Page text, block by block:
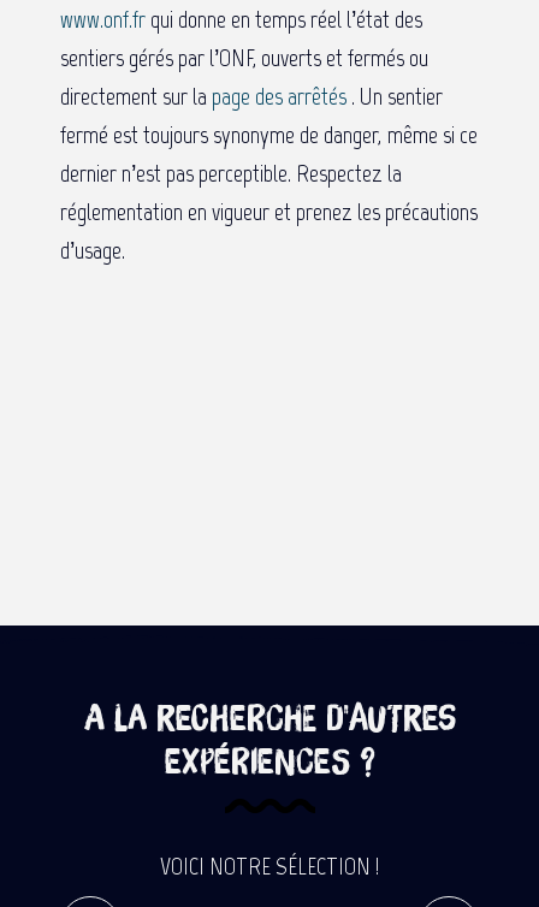
www.onf.fr qui donne en temps réel l’état des
sentiers gérés par l’ONF, ouverts et fermés ou
directement sur lapage des arrêtés . Un sentier
fermé est toujours synonyme de danger, même si ce
dernier n’est pas perceptible. Respectez la
réglementation en vigueur et prenez les précautions
d’usage.
A la recherche d'autres
expériences ?
VOICI NOTRE SÉLECTION !
Pour un souvenir immanquable